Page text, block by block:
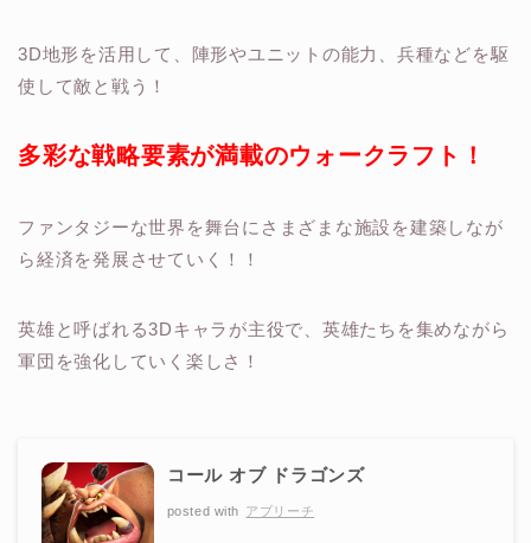
3D地形を活用して、陣形やユニットの能力、兵種などを駆
使して敵と戦う！
多彩な戦略要素が満載のウォークラフト！
ファンタジーな世界を舞台にさまざまな施設を建築しなが
ら経済を発展させていく！！
英雄と呼ばれる3Dキャラが主役で、英雄たちを集めながら
軍団を強化していく楽しさ！
コール オブ ドラゴンズ
posted with アプリーチ